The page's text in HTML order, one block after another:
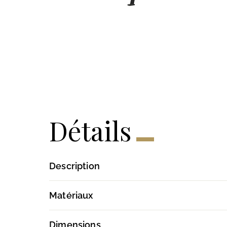
Détails
Description
Matériaux